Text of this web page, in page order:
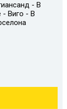
- В
- Виго - В